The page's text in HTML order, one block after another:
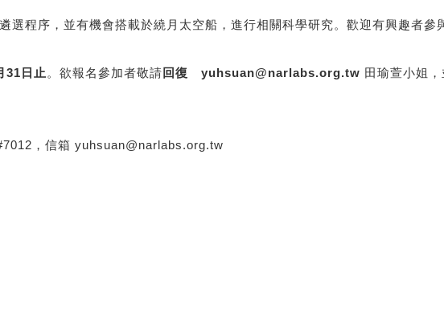
選程序，並有機會搭載於繞月太空船， 進行相關科學研究。歡迎有興趣者參
31 日止 。欲報名參加者敬請 回復 yuhsuan@narlabs.org.tw 田瑜萱小姐
，信箱 yuhsuan@narlabs.org.tw